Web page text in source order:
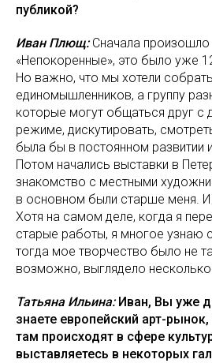
публикой?
Иван Плющ:Сначала произошло
«Непокоренные», это было уже
Но важно, что мы хотели
единомышленников, а группу
которые могут общаться друг с
режиме, дискутировать,
была бы в постоянном развитии
Потом начались выставки в
знакомство с местными
в основном были старше меня.
Хотя на самом деле, когда я
старые работы, я многое узнаю
тогда мое творчество было не
возможно, выглядело
Татьяна Ильина:Иван, Вы уже
знаете европейский арт-
там происходят в сфере
выставляетесь в некоторых